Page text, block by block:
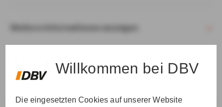
Willkommen bei DBV
Die eingesetzten Cookies auf unserer Website
Weitere Informationen anzeigen
VER­STAN­DEN & WEI­TER